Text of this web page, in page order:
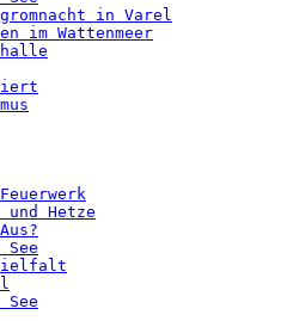
in Varel
im Wattenmeer
und Hetze